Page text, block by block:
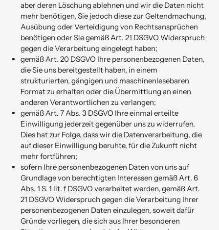
aber deren Löschung ablehnen und wir die Daten nicht
mehr benötigen, Sie jedoch diese zur Geltendmachung,
Ausübung oder Verteidigung von Rechtsansprüchen
benötigen oder Sie gemäß Art. 21 DSGVO Widerspruch
gegen die Verarbeitung eingelegt haben;
gemäß Art. 20 DSGVO Ihre personenbezogenen Daten,
die Sie uns bereitgestellt haben, in einem
strukturierten, gängigen und maschinenlesebaren
Format zu erhalten oder die Übermittlung an einen
anderen Verantwortlichen zu verlangen;
gemäß Art. 7 Abs. 3 DSGVO Ihre einmal erteilte
Einwilligung jederzeit gegenüber uns zu widerrufen.
Dies hat zur Folge, dass wir die Datenverarbeitung, die
auf dieser Einwilligung beruhte, für die Zukunft nicht
mehr fortführen;
sofern Ihre personenbezogenen Daten von uns auf
Grundlage von berechtigten Interessen gemäß Art. 6
Abs. 1 S. 1 lit. f DSGVO verarbeitet werden, gemäß Art.
21 DSGVO Widerspruch gegen die Verarbeitung Ihrer
personenbezogenen Daten einzulegen, soweit dafür
Gründe vorliegen, die sich aus Ihrer besonderen